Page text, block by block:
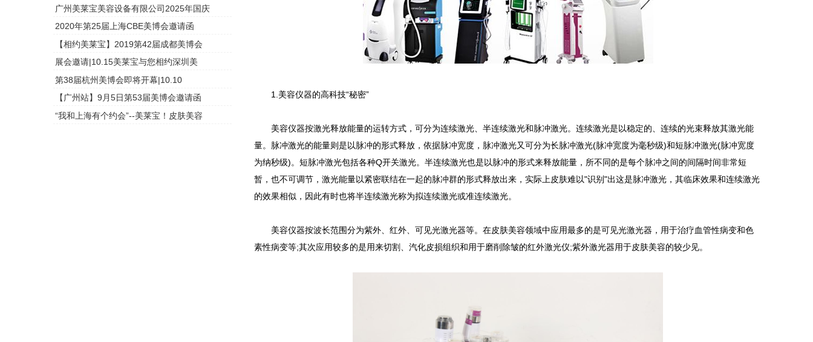
广州美莱宝美容设备有限公司2025年国庆
2020年第25届上海CBE美博会邀请函
【相约美莱宝】2019第42届成都美博会
展会邀请|10.15美莱宝与您相约深圳美
第38届杭州美博会即将开幕|10.10
【广州站】9月5日第53届美博会邀请函
“我和上海有个约会”--美莱宝！皮肤美容
头皮检测仪厂家的专业团队与研发实力
头皮检测仪厂家的全球市场策略与扩展计划
头皮检测仪厂家如何满足个性化需求？
头皮检测仪厂家的技术创新与发展趋势
头皮检测仪厂家在美容行业中的影响力和地位
轻熟女抗衰老护肤法！美莱宝美容仪器教你初
去橙皮纹、脱毛、美背！夏日「零瑕疵」身体
盘点出眼纹的成因！美莱宝美容仪器推荐的3
生理痛也要按摩？这样「贴」纾缓一下
1.美容仪器的高科技“秘密”
美容仪器按激光释放能量的运转方式，可分为连续激光、半连续激光和脉冲激光。连续激光是以稳定的、连续的光束释放其激光能
量。脉冲激光的能量则是以脉冲的形式释放，依据脉冲宽度，脉冲激光又可分为长脉冲激光(脉冲宽度为毫秒级)和短脉冲激光(脉冲宽度
为纳秒级)。短脉冲激光包括各种Q开关激光。半连续激光也是以脉冲的形式来释放能量，所不同的是每个脉冲之间的间隔时间非常短
暂，也不可调节，激光能量以紧密联结在一起的脉冲群的形式释放出来，实际上皮肤难以"识别"出这是脉冲激光，其临床效果和连续激光
的效果相似，因此有时也将半连续激光称为拟连续激光或准连续激光。
美容仪器按波长范围分为紫外、红外、可见光激光器等。在皮肤美容领域中应用最多的是可见光激光器，用于治疗血管性病变和色
素性病变等;其次应用较多的是用来切割、汽化皮损组织和用于磨削除皱的红外激光仪;紫外激光器用于皮肤美容的较少见。